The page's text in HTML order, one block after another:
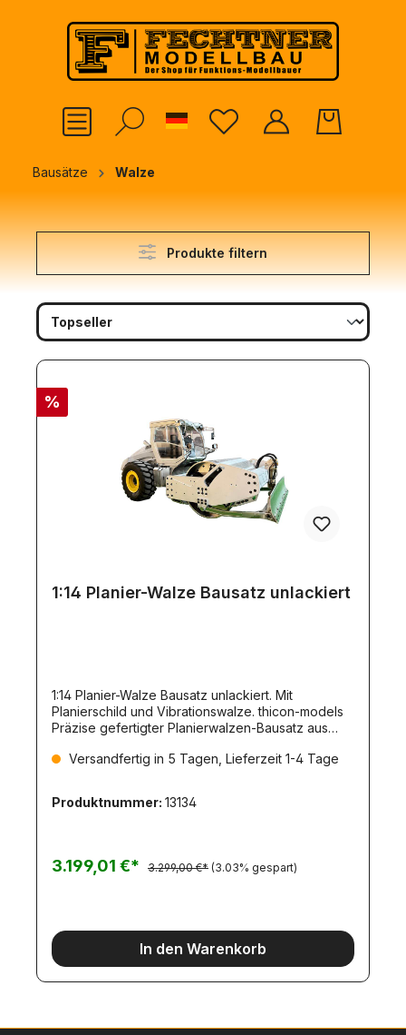
springen
German
Bausätze Walze
Produkte filtern
%
1:14 Planier-Walze Bausatz unlackiert
1:14 Planier-Walze Bausatz unlackiert. Mit
Planierschild und Vibrationswalze. thicon-models
Präzise gefertigter Planierwalzen-Bausatz aus
hergestellt und ist unlackiert.Zum Betrieb
LipoakkuLadegerätLieferumfang:Bausatz
PumpeSteuerventilMotorenReglerServosAnbauteil
eLED-LichtsystemSoundmodulBauanleitungMaße:
pulverlackiert und auch fertig aufgebaut liefern.
Bitte zögern Sie nicht uns zu kontaktieren.
Versandfertig in 5 Tagen, Lieferzeit 1-4 Tage
Produktnummer: 13134
3.199,01 €* 3.299,00 €* (3.03% gespart)
In den Warenkorb